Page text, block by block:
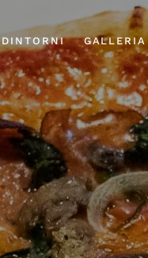
DINTORNI GALLERIA